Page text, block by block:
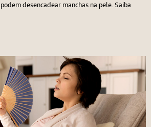
desencadear manchas na pele. Saiba